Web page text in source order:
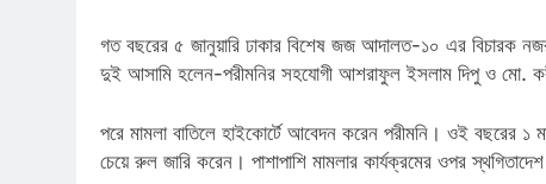
গত বছরের ৫ জানুয়ারি ঢাকার বিশেষ জজ আদালত-১০ এর বিচারক
দুই আসামি হলেন-পরীমনির সহযোগী আশরাফুল ইসলাম দিপু ও মো.
পরে মামলা বাতিলে হাইকোর্টে আবেদন করেন পরীমনি। ওই বছরের ১
চেয়ে রুল জারি করেন। পাশাপাশি মামলার কার্যক্রমের ওপর